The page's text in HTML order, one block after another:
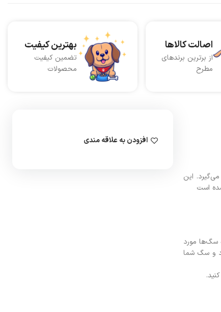
اصالت کالاها
از برترین برندهای
مطرح
بهترین کیفیت
تضمین کیفیت
محصولات
این
سگ‌ها مورد
و سگ شما
افزودن به علاقه مندی